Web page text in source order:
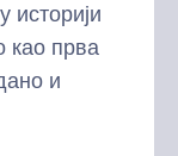
историји
као прва
и